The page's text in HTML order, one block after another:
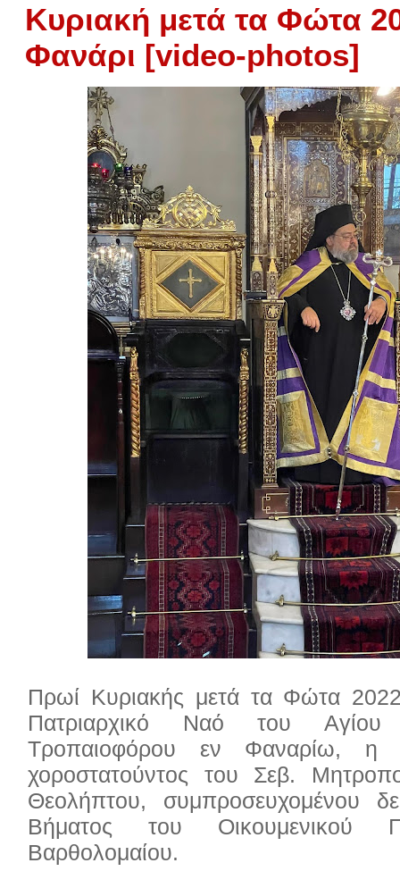
Κυριακή μετά τα Φώτα
Φανάρι [video-photos]
Πρωί Κυριακής μετά τα Φώτα
Πατριαρχικό Ναό του
Τροπαιοφόρου εν Φαναρίω, η
χοροστατούντος του Σεβ.
Θεολήπτου, συμπροσευχομένου
Βήματος του Οικουμενικού
Βαρθολομαίου.